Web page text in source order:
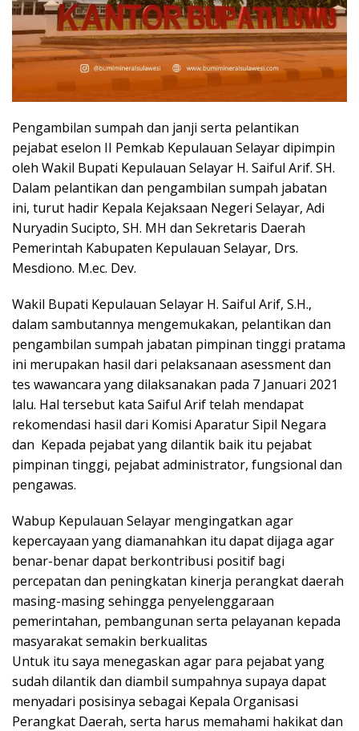
Pengambilan sumpah dan janji serta pelantikan
pejabat eselon II Pemkab Kepulauan Selayar dipimpin
oleh Wakil Bupati Kepulauan Selayar H. Saiful Arif. SH.
Dalam pelantikan dan pengambilan sumpah jabatan
ini, turut hadir Kepala Kejaksaan Negeri Selayar, Adi
Nuryadin Sucipto, SH. MH dan Sekretaris Daerah
Pemerintah Kabupaten Kepulauan Selayar, Drs.
Mesdiono. M.ec. Dev.
Wakil Bupati Kepulauan Selayar H. Saiful Arif, S.H.,
dalam sambutannya mengemukakan, pelantikan dan
pengambilan sumpah jabatan pimpinan tinggi pratama
ini merupakan hasil dari pelaksanaan asessment dan
tes wawancara yang dilaksanakan pada 7 Januari 2021
lalu. Hal tersebut kata Saiful Arif telah mendapat
rekomendasi hasil dari Komisi Aparatur Sipil Negara
dan Kepada pejabat yang dilantik baik itu pejabat
pimpinan tinggi, pejabat administrator, fungsional dan
pengawas.
Wabup Kepulauan Selayar mengingatkan agar
kepercayaan yang diamanahkan itu dapat dijaga agar
benar-benar dapat berkontribusi positif bagi
percepatan dan peningkatan kinerja perangkat daerah
masing-masing sehingga penyelenggaraan
pemerintahan, pembangunan serta pelayanan kepada
masyarakat semakin berkualitas
Untuk itu saya menegaskan agar para pejabat yang
sudah dilantik dan diambil sumpahnya supaya dapat
menyadari posisinya sebagai Kepala Organisasi
Perangkat Daerah, serta harus memahami hakikat dan